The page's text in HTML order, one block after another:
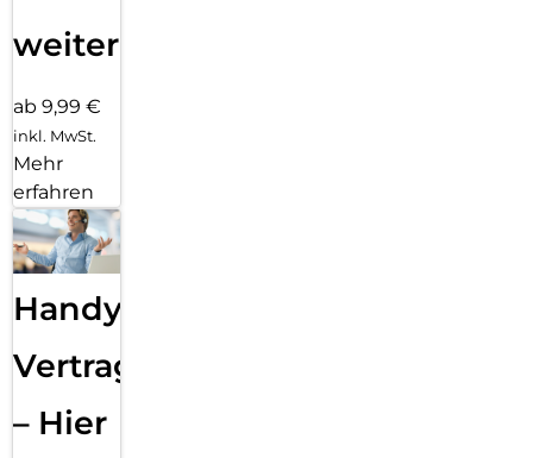
weiter
ab 9,99 €
inkl. MwSt.
Mehr
erfahren
Handy
Vertragsabwicklung
– Hier